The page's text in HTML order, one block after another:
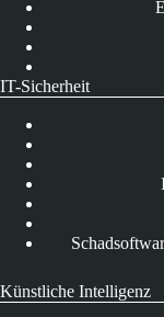
IT-Sicherheit
Künstliche Intelligenz